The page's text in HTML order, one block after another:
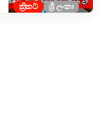
ක්‍රිකට් ශ්‍රී ලංකා